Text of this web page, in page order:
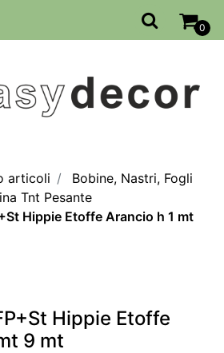
0
articoli
Bobine, Nastri, Fogli
Tnt Pesante
Hippie Etoffe Arancio h 1 mt
Hippie Etoffe
9 mt